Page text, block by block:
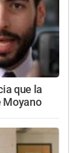
que la
Moyano